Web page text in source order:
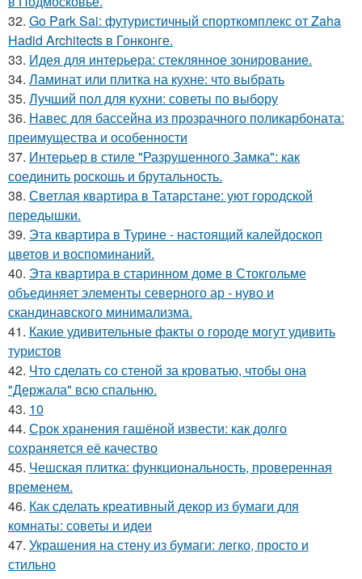
32. Go Park Sai: футуристичный спорткомплекс от Zaha
Hadid Architects в Гонконге.
33. Идея для интерьера: стеклянное зонирование.
34. Ламинат или плитка на кухне: что выбрать
35. Лучший пол для кухни: советы по выбору
36. Навес для бассейна из прозрачного поликарбоната:
преимущества и особенности
37. Интерьер в стиле "Разрушенного Замка": как
соединить роскошь и брутальность.
38. Светлая квартира в Татарстане: уют городской
передышки.
39. Эта квартира в Турине - настоящий калейдоскоп
цветов и воспоминаний.
40. Эта квартира в старинном доме в Стокгольме
объединяет элементы северного ар - нуво и
скандинавского минимализма.
41. Какие удивительные факты о городе могут удивить
туристов
42. Что сделать со стеной за кроватью, чтобы она
"Держала" всю спальню.
43. 10
44. Срок хранения гашёной извести: как долго
сохраняется её качество
45. Чешская плитка: функциональность, проверенная
временем.
46. Как сделать креативный декор из бумаги для
комнаты: советы и идеи
47. Украшения на стену из бумаги: легко, просто и
стильно